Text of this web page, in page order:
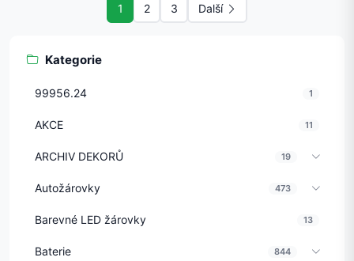
1 2 3 Další
Kategorie
99956.24 1
AKCE 11
ARCHIV DEKORŮ 19
Autožárovky 473
Barevné LED žárovky 13
Baterie 844